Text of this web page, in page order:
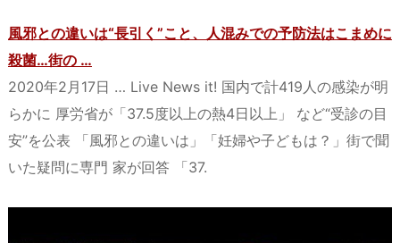
s
o
n
y
d p.
io
風邪との違いは“長引く”こと、人混みでの予防法はこまめに
殺菌…街の …
2020年2月17日 … Live News it! 国内で計419人の感染が明
らかに 厚労省が「37.5度以上の熱4日以上」 など“受診の目
安”を公表 「風邪との違いは」「妊婦や子どもは？」街で聞
いた疑問に専門 家が回答 「37.